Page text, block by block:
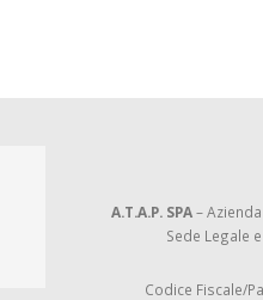
A.T.A.P. SPA–
Sede Legale
Codice Fiscale/